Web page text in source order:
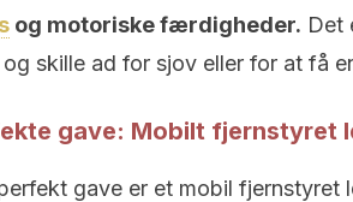
og motoriske færdigheder. Det
og skille ad for sjov eller for at få
gave: Mobilt fjernstyret
gave er et mobil fjernstyret